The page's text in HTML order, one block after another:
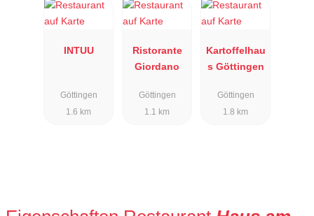
INTUU
Göttingen
1.6 km
Ristorante
Giordano
Göttingen
1.1 km
Kartoffelhau
s Göttingen
Göttingen
1.8 km